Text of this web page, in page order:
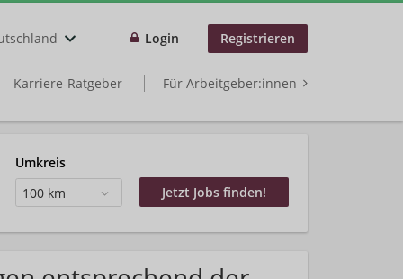
Login Registrieren
Karriere-Ratgeber Für Arbeitgeber:innen
Umkreis
100 km